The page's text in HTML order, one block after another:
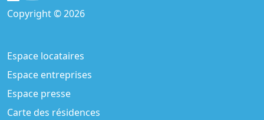
Copyright © 2026
Espace locataires
Espace entreprises
Espace presse
Carte des résidences